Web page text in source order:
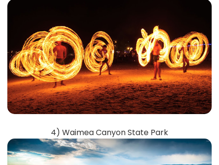
4) Waimea Canyon State Park